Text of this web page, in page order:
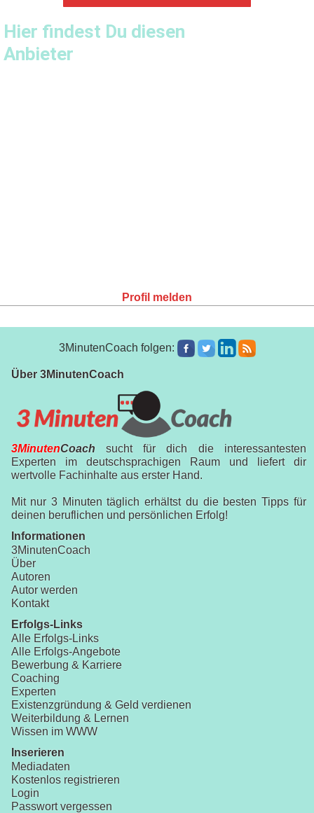
Profil melden
Hier findest Du diesen
Anbieter
3MinutenCoach folgen:
Über 3MinutenCoach
3MinutenCoach sucht für dich die interessantesten
Experten im deutschsprachigen Raum und liefert dir
wertvolle Fachinhalte aus erster Hand.
Mit nur 3 Minuten täglich erhältst du die besten Tipps für
deinen beruflichen und persönlichen Erfolg!
Informationen
3MinutenCoach
Über
Autoren
Autor werden
Kontakt
Erfolgs-Links
Alle Erfolgs-Links
Alle Erfolgs-Angebote
Bewerbung & Karriere
Coaching
Experten
Existenzgründung & Geld verdienen
Weiterbildung & Lernen
Wissen im WWW
Inserieren
Mediadaten
Kostenlos registrieren
Login
Passwort vergessen